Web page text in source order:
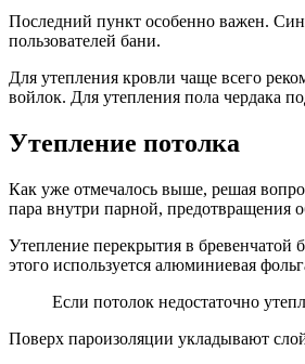
Последний пункт особенно важен.
пользователей бани.
Для утепления кровли чаще всего
войлок. Для утепления пола чердака
Утепление потолка
Как уже отмечалось выше, решая
пара внутри парной, предотвращения
Утепление перекрытия в
этого используется алюминиевая
Если потолок недостаточно
Поверх пароизоляции укладывают